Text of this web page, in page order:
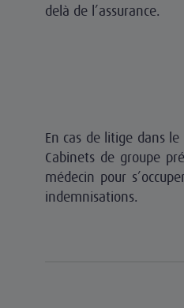
delà de l’assurance.
En cas de litige dans
Cabinets de groupe
médecin pour
indemnisations.